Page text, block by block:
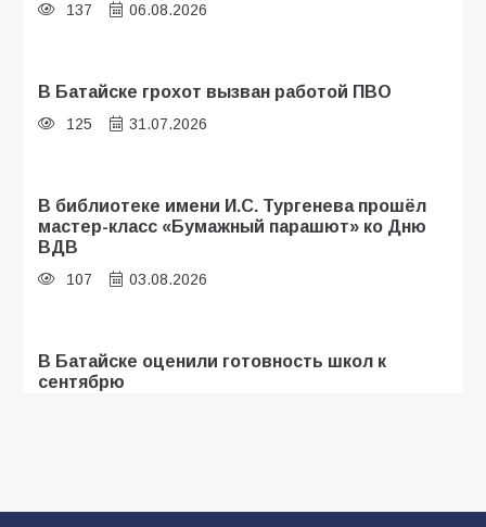
137 06.08.2026
В Батайске грохот вызван работой ПВО
125 31.07.2026
В библиотеке имени И.С. Тургенева прошёл
мастер-класс «Бумажный парашют» ко Дню
ВДВ
107 03.08.2026
В Батайске оценили готовность школ к
сентябрю
образовательного кластера